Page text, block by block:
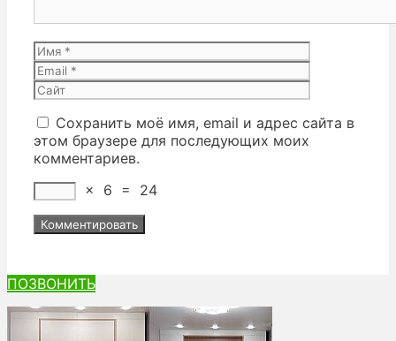
Имя
Сохранить моё имя, email и адрес сайта в
этом браузере для последующих моих
комментариев.
×
6 = 24
ПОЗВОНИТЬ